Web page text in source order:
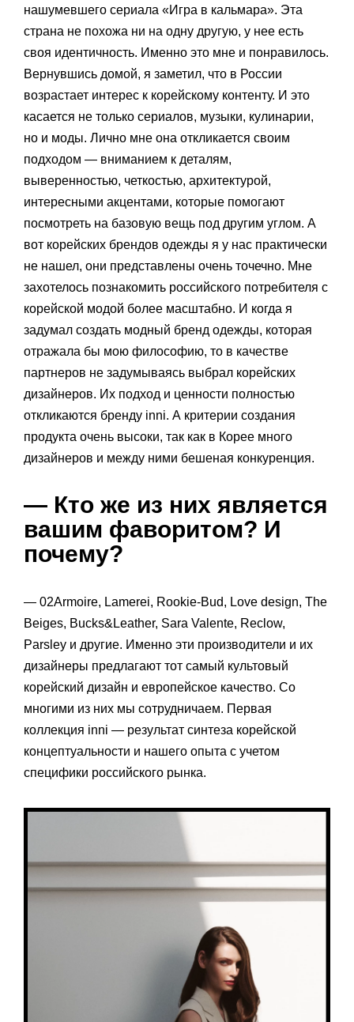
нашумевшего сериала «Игра в кальмара». Эта
страна не похожа ни на одну другую, у нее есть
своя идентичность. Именно это мне и понравилось.
Вернувшись домой, я заметил, что в России
возрастает интерес к корейскому контенту. И это
касается не только сериалов, музыки, кулинарии,
но и моды. Лично мне она откликается своим
подходом — вниманием к деталям,
выверенностью, четкостью, архитектурой,
интересными акцентами, которые помогают
посмотреть на базовую вещь под другим углом. А
вот корейских брендов одежды я у нас практически
не нашел, они представлены очень точечно. Мне
захотелось познакомить российского потребителя с
корейской модой более масштабно. И когда я
задумал создать модный бренд одежды, которая
отражала бы мою философию, то в качестве
партнеров не задумываясь выбрал корейских
дизайнеров. Их подход и ценности полностью
откликаются бренду inni. А критерии создания
продукта очень высоки, так как в Корее много
дизайнеров и между ними бешеная конкуренция.
— Кто же из них является
вашим фаворитом? И
почему?
— 02Armoire, Lamerei, Rookie-Bud, Love design, The
Beiges, Bucks&Leather, Sara Valente, Reclow,
Parsley и другие. Именно эти производители и их
дизайнеры предлагают тот самый культовый
корейский дизайн и европейское качество. Со
многими из них мы сотрудничаем. Первая
коллекция inni — результат синтеза корейской
концептуальности и нашего опыта с учетом
специфики российского рынка.